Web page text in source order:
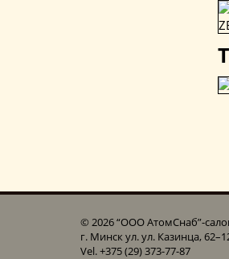
© 2026 “ООО АтомСнаб”-
г. Минск ул. ул. Казинца,
Vel. +375 (29) 373-77-87